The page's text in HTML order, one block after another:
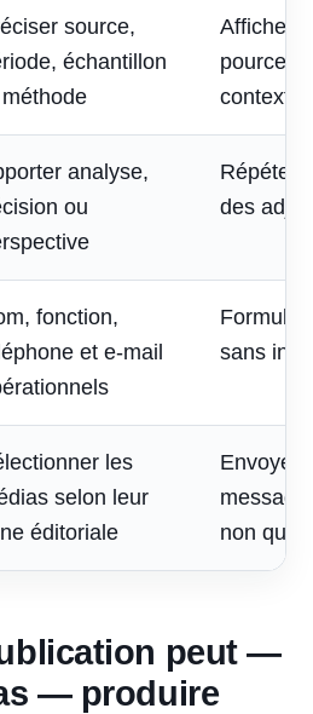
source,
échantillon
Afficher
contexte
analyse,
ou
Répéter
des
fonction,
et e-mail
sans
les
selon leur
éditoriale
Envoyer
non
peut —
— produire